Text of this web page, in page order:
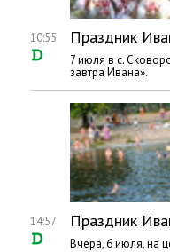
10:55 Праздник
7 июля в с.
завтра Ивана».
14:57 Праздник
Вчера, 6 июля, на